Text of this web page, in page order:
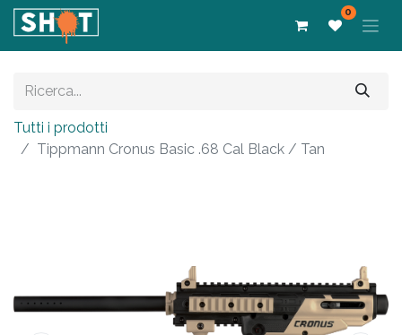
0
Tutti i prodotti
Tippmann Cronus Basic .68 Cal Black / Tan